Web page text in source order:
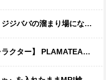
場になって終わるwwwwwwwwwwww
MXちゃん」プラモデル【明日予約開始】